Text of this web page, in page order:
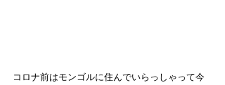
コロナ前はモンゴルに住んでいらっしゃって今